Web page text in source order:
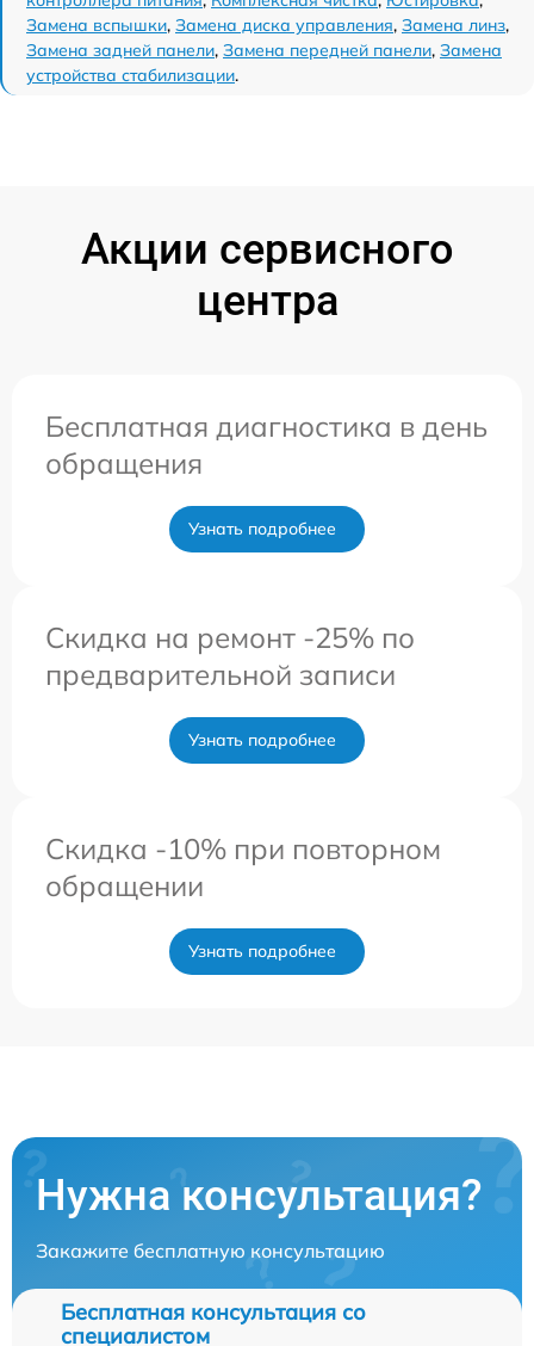
Замена вспышки, Замена диска управления, Замена линз,
Замена задней панели, Замена передней панели, Замена
устройства стабилизации.
Акции сервисного
центра
Бесплатная диагностика в день
обращения
Узнать подробнее
Скидка на ремонт -25% по
предварительной записи
Узнать подробнее
Скидка -10% при повторном
обращении
Узнать подробнее
Нужна консультация?
Закажите бесплатную консультацию
Бесплатная консультация со
специалистом